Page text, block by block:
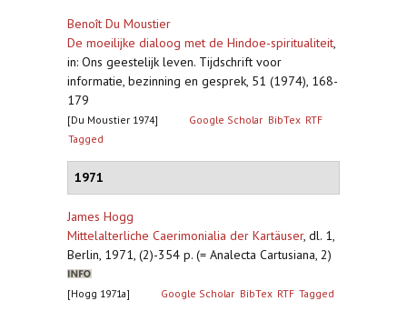
Benoît Du Moustier
De moeilijke dialoog met de Hindoe-spiritualiteit,
in: Ons geestelijk leven. Tijdschrift voor
informatie, bezinning en gesprek, 51 (1974), 168-
179
[Du Moustier 1974] Google Scholar BibTex RTF
Tagged
1971
James Hogg
Mittelalterliche Caerimonialia der Kartäuser, dl. 1,
Berlin, 1971, (2)-354 p. (= Analecta Cartusiana, 2)
[Hogg 1971a] Google Scholar BibTex RTF Tagged